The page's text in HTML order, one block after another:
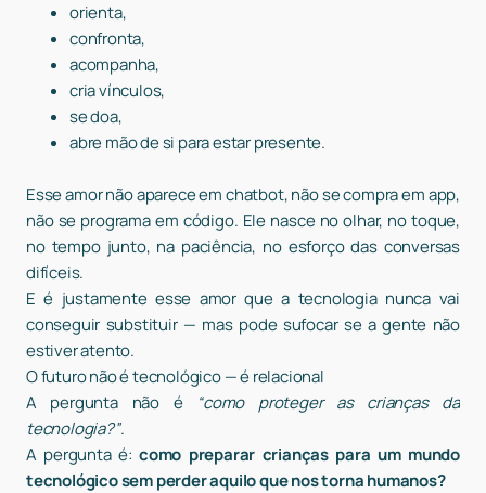
orienta,
confronta,
acompanha,
cria vínculos,
se doa,
abre mão de si para estar presente.
Esse amor não aparece em chatbot, não se compra em app,
não se programa em código. Ele nasce no olhar, no toque,
no tempo junto, na paciência, no esforço das conversas
difíceis.
E é justamente esse amor que a tecnologia nunca vai
conseguir substituir — mas pode sufocar se a gente não
estiver atento.
O futuro não é tecnológico — é relacional
A pergunta não é
“como proteger as crianças da
tecnologia?”.
A pergunta é:como preparar crianças para um mundo
tecnológico sem perder aquilo que nos torna humanos?